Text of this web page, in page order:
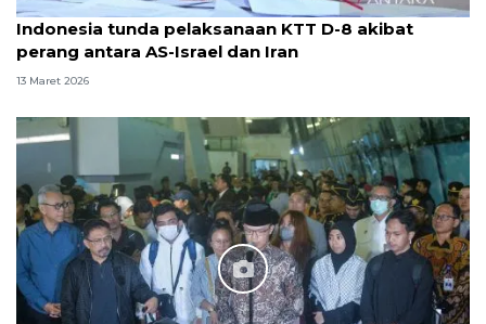
Indonesia tunda pelaksanaan KTT D-8 akibat
perang antara AS-Israel dan Iran
13 Maret 2026